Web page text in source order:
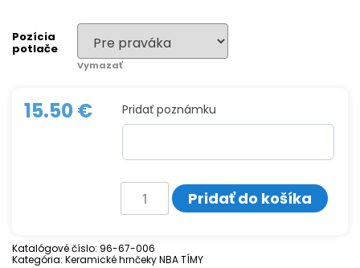
Pozícia
potlače
Vymazať
15.50€ Pridať poznámku
množstvo
Keramický
hrnček
CAVALIERS
Pridať do košíka
Katalógové číslo: 96-67-006
Kategória: Keramické hrnčeky NBA TÍMY